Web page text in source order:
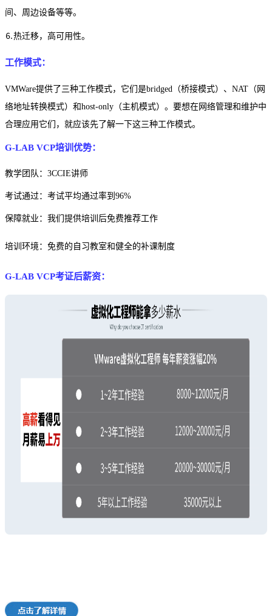
间、周边设备等等。
⒍热迁移，高可用性。
工作模式：
VMWare提供了三种工作模式，它们是bridged（桥接模式）、NAT（网
络地址转换模式）和host-only（主机模式）。要想在网络管理和维护中
合理应用它们，就应该先了解一下这三种工作模式。
G-LAB VCP培训优势：
教学团队：3CCIE讲师
考试通过：考试平均通过率到96%
保障就业：我们提供培训后免费推荐工作
培训环境：免费的自习教室和健全的补课制度
G-LAB VCP考证后薪资：